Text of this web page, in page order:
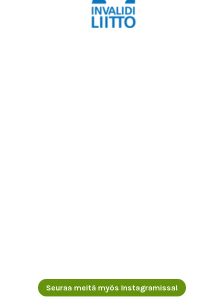
Seuraa meitä myös Instagramissa!